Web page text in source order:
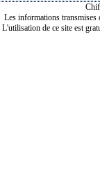
Les informations transmises
L'utilisation de ce site est